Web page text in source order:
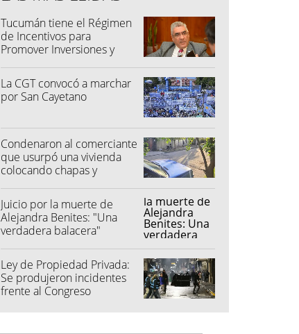
Tucumán tiene el Régimen
de Incentivos para
Promover Inversiones y
La CGT convocó a marchar
por San Cayetano
Condenaron al comerciante
que usurpó una vivienda
colocando chapas y
Juicio por la muerte de
Alejandra Benites: "Una
verdadera balacera"
Ley de Propiedad Privada:
Se produjeron incidentes
frente al Congreso